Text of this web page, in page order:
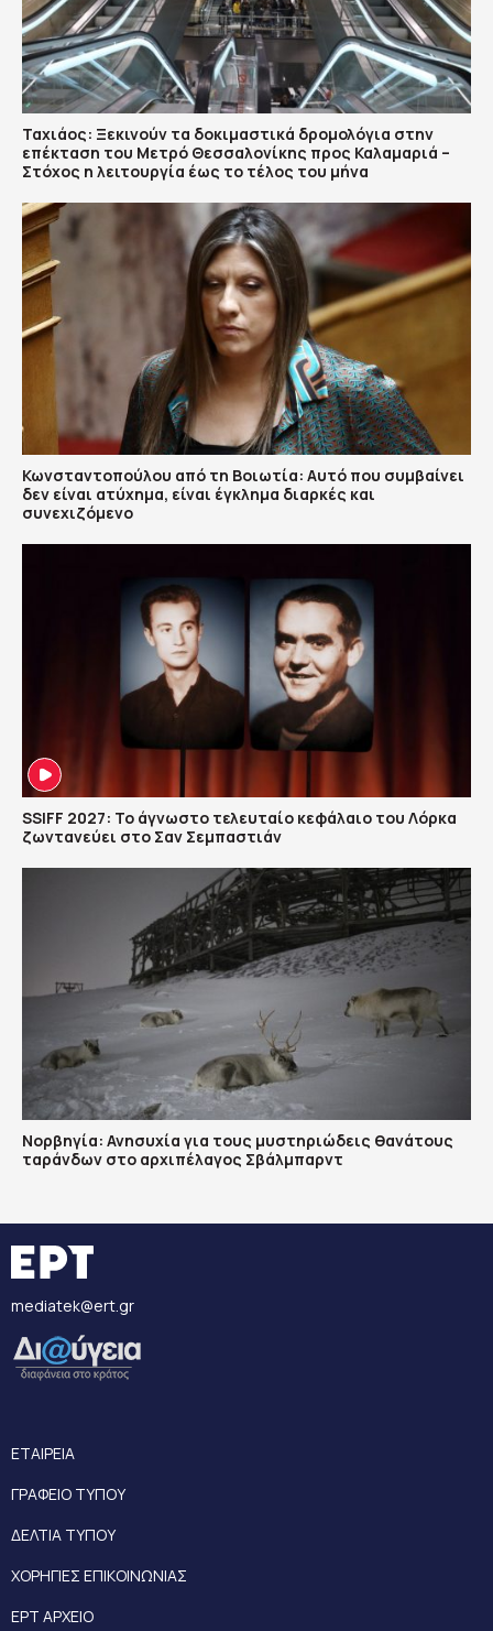
Ταχιάος: Ξεκινούν τα δοκιμαστικά δρομολόγια στην
επέκταση του Μετρό Θεσσαλονίκης προς Καλαμαριά –
Στόχος η λειτουργία έως το τέλος του μήνα
Κωνσταντοπούλου από τη Βοιωτία: Αυτό που συμβαίνει
δεν είναι ατύχημα, είναι έγκλημα διαρκές και
συνεχιζόμενο
SSIFF 2027: Το άγνωστο τελευταίο κεφάλαιο του Λόρκα
ζωντανεύει στο Σαν Σεμπαστιάν
Νορβηγία: Ανησυχία για τους μυστηριώδεις θανάτους
ταράνδων στο αρχιπέλαγος Σβάλμπαρντ
mediatek@ert.gr
ΕΤΑΙΡΕΙΑ
ΓΡΑΦΕΙΟ ΤΥΠΟΥ
ΔΕΛΤΙΑ ΤΥΠΟΥ
ΧΟΡΗΓΙΕΣ ΕΠΙΚΟΙΝΩΝΙΑΣ
ΕΡΤ ΑΡΧΕΙΟ